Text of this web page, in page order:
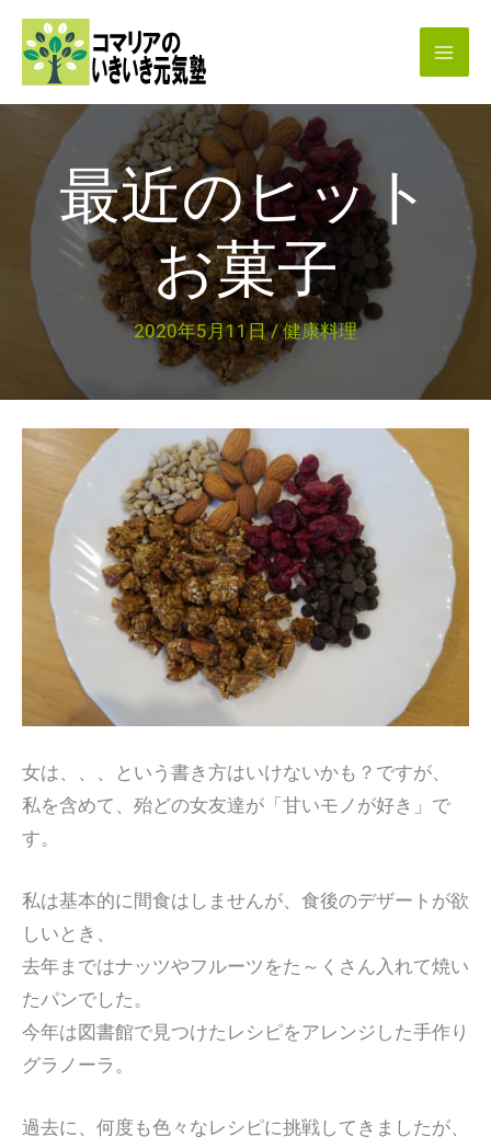
最近のヒット
お菓子
2020年5月11日/健康料理
女は、、、という書き方はいけないかも？ですが、
私を含めて、殆どの女友達が「甘いモノが好き」で
す。
私は基本的に間食はしませんが、食後のデザートが欲
しいとき、
去年まではナッツやフルーツをた～くさん入れて焼い
たパンでした。
今年は図書館で見つけたレシピをアレンジした手作り
グラノーラ。
過去に、何度も色々なレシピに挑戦してきましたが、